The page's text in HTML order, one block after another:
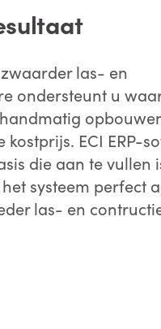
las- en
ondersteunt u
ECI ERP-
die aan te vullen
systeem perfect
las- en